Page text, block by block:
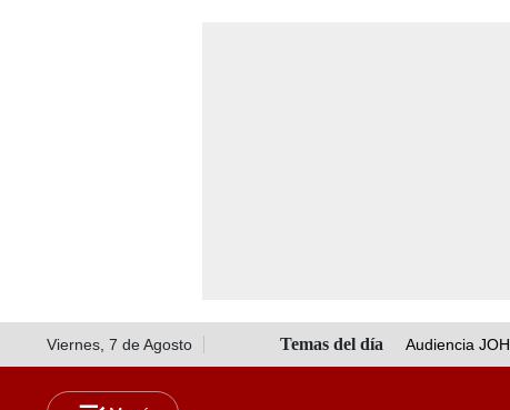
Viernes, 7 de Agosto Audiencia JOH